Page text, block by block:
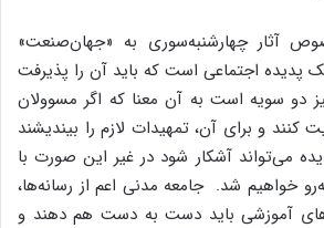
آثار چهارشنبه‌سوری به «جهان‌صنعت»
پدیده اجتماعی است که باید آن را پذیرفت
دو سویه است به آن معنا که اگر مسوولان
و برای آن، تمهیدات لازم را بیندیشند
می‌تواند آشکار شود در غیر این صورت با
خواهیم شد. جامعه مدنی اعم از رسانه‌ها،
آموزشی باید دست به دست هم دهند و